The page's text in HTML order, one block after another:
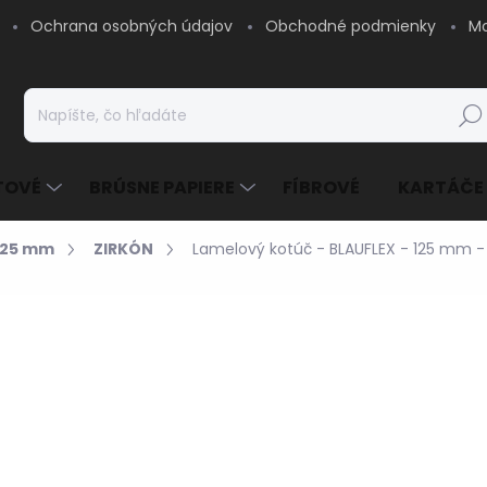
Ochrana osobných údajov Obchodné podmienky
Hľadať
mm ZIRKÓN Lamelový kotúč - BLAUFLEX - 125 mm -